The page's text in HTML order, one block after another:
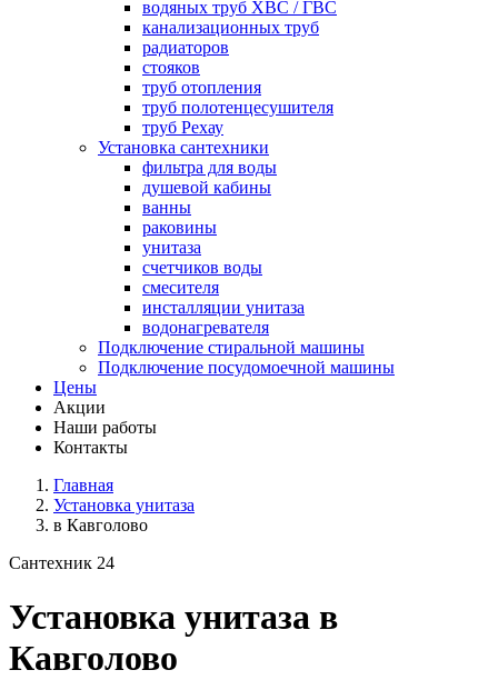
водяных труб ХВС / ГВС
канализационных труб
радиаторов
стояков
труб отопления
труб полотенцесушителя
труб Рехау
Установка сантехники
фильтра для воды
душевой кабины
ванны
раковины
унитаза
счетчиков воды
смесителя
инсталляции унитаза
водонагревателя
Подключение стиральной машины
Подключение посудомоечной машины
Цены
Акции
Наши работы
Контакты
Главная
Установка унитаза
в Кавголово
Сантехник 24
Установка унитаза в
Кавголово